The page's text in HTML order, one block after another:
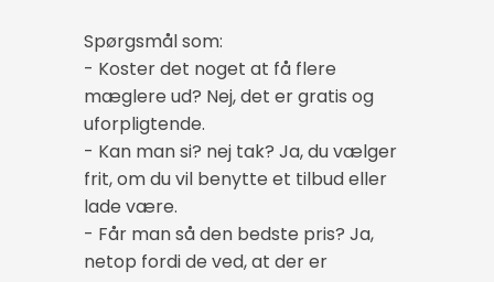
Spørgsmål som:
- Koster det noget at få flere
mæglere ud? Nej, det er gratis og
uforpligtende.
- Kan man si? nej tak? Ja, du vælger
frit, om du vil benytte et tilbud eller
lade være.
- Får man så den bedste pris? Ja,
netop fordi de ved, at der er